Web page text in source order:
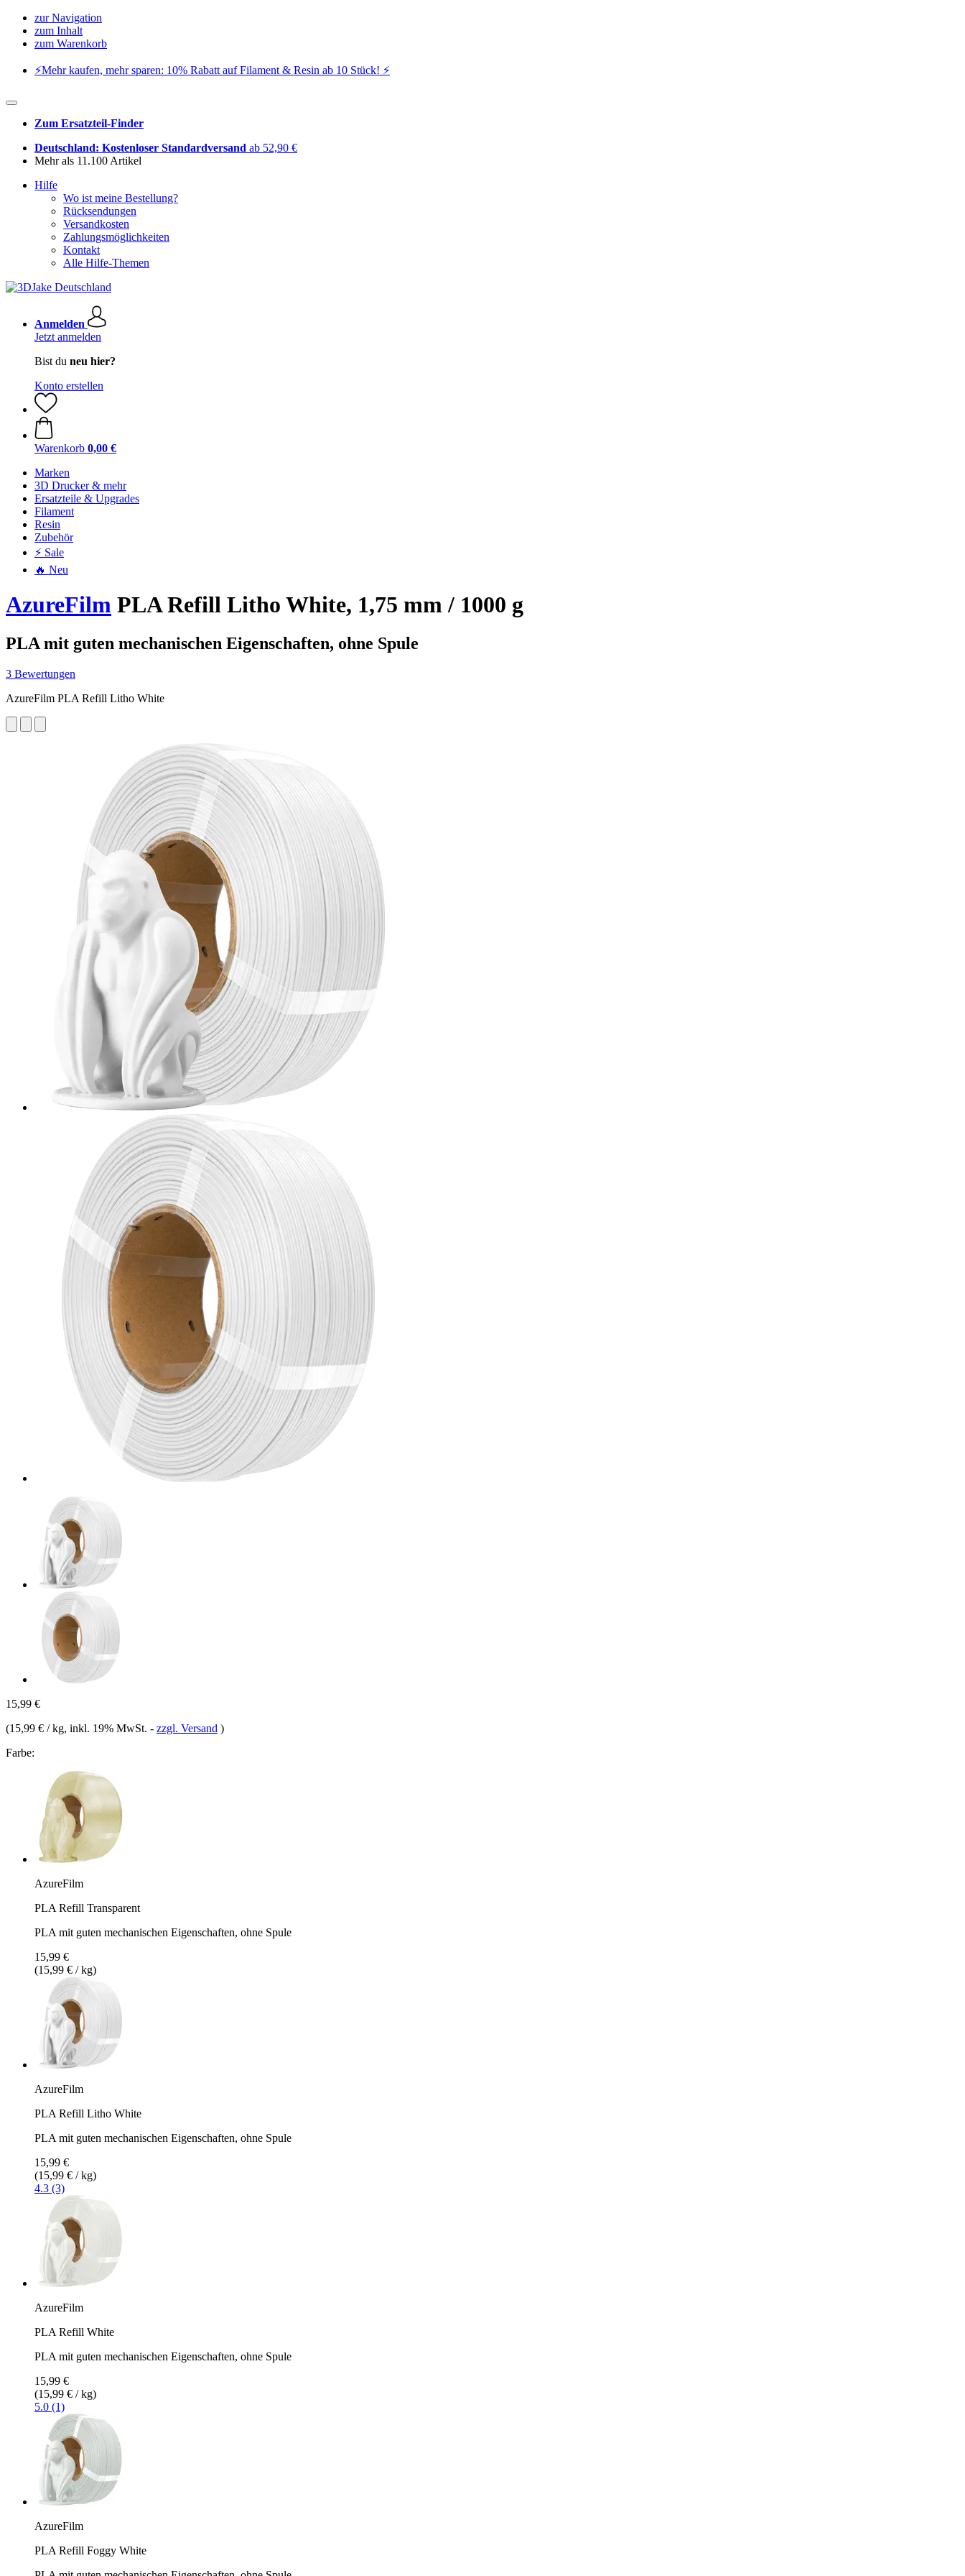
zur Navigation
zum Inhalt
zum Warenkorb
⚡️Mehr kaufen, mehr sparen: 10% Rabatt auf Filament & Resin ab 10 Stück! ⚡️
Zum Ersatzteil-Finder
Deutschland: Kostenloser Standardversand ab 52,90 €
Mehr als 11.100 Artikel
Hilfe
Wo ist meine Bestellung?
Rücksendungen
Versandkosten
Zahlungsmöglichkeiten
Kontakt
Alle Hilfe-Themen
Anmelden
Jetzt anmelden
Bist du neu hier?
Konto erstellen
Warenkorb 0,00 €
Marken
3D Drucker & mehr
Ersatzteile & Upgrades
Filament
Resin
Zubehör
⚡ Sale
🔥 Neu
AzureFilm PLA Refill Litho White, 1,75 mm / 1000 g
PLA mit guten mechanischen Eigenschaften, ohne Spule
3 Bewertungen
AzureFilm PLA Refill Litho White
15,99 €
(15,99 € / kg, inkl. 19% MwSt. - zzgl. Versand )
Farbe:
AzureFilm
PLA Refill Transparent
PLA mit guten mechanischen Eigenschaften, ohne Spule
15,99 €
(15,99 € / kg)
AzureFilm
PLA Refill Litho White
PLA mit guten mechanischen Eigenschaften, ohne Spule
15,99 €
(15,99 € / kg)
4.3 (3)
AzureFilm
PLA Refill White
PLA mit guten mechanischen Eigenschaften, ohne Spule
15,99 €
(15,99 € / kg)
5.0 (1)
AzureFilm
PLA Refill Foggy White